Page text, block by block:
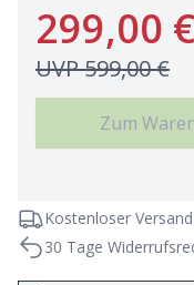
299,00
UVP599,00 €
Zum
Kostenloser Versand
30 Tage